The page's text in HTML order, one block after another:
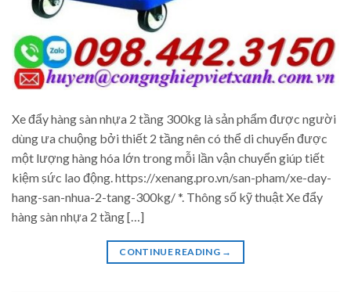
Xe đẩy hàng sàn nhựa 2 tầng 300kg là sản phẩm được người
dùng ưa chuộng bởi thiết 2 tầng nên có thể di chuyển được
một lượng hàng hóa lớn trong mỗi lần vận chuyển giúp tiết
kiệm sức lao động. https://xenang.pro.vn/san-pham/xe-day-
hang-san-nhua-2-tang-300kg/ *. Thông số kỹ thuật Xe đẩy
hàng sàn nhựa 2 tầng […]
CONTINUE READING →